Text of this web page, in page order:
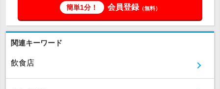
簡単1分！ 会員登録（無料）
関連キーワード
飲食店